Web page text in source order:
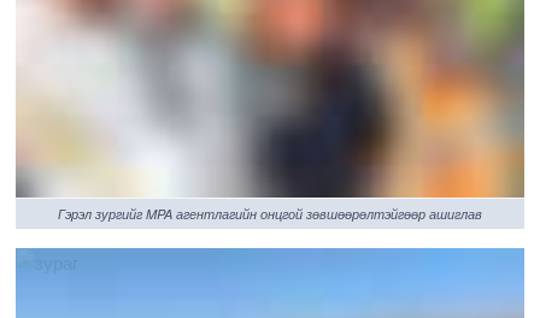
Гэрэл зургийг MPA агентлагийн онцгой зөвшөөрөлтэйгөөр ашиглав